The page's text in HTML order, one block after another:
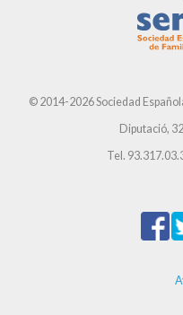
© 2014-2026 Sociedad
Diputació,
Tel.